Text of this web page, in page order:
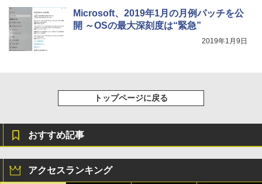
ト): Java & Bedrock Edition | オンライ
ンコード版
ェクトリストと最新エミュレータ紹介
￥1,600
￥31,980
New Amazon Kindle Scribe Colorsoft |
￥115,980
Microsoft、2019年1月の月例パッチを公
開 ～OSの最大深刻度は“緊急”
2019年1月9日
トップページに戻る
おすすめ記事
アクセスランキング